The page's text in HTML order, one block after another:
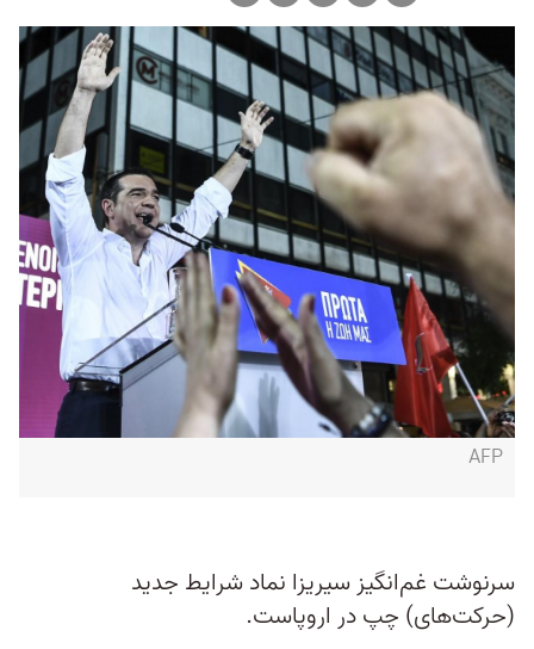
AFP
سرنوشت غم‌انگیز سیریزا نماد شرایط جدید
(حرکت‌های) چپ در اروپاست.